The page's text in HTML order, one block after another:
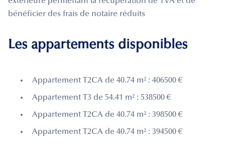
bénéficier des frais de notaire réduits
Les appartements disponibles
Appartement T2CA de 40.74 m² : 406500 €
Appartement T3 de 54.41 m² : 538500 €
Appartement T2CA de 40.74 m² : 398500 €
Appartement T2CA de 40.74 m² : 394500 €